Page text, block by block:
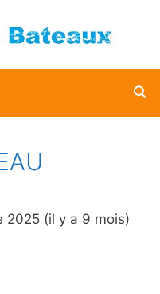
2025 (il y a 9 mois)